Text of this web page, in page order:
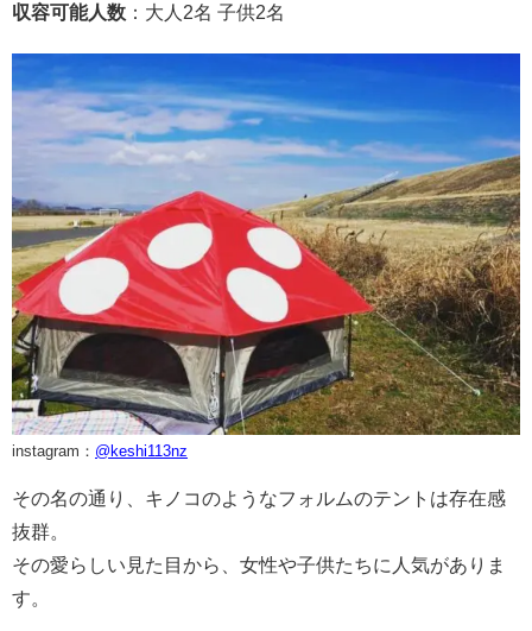
収容可能人数 ：大人 2名 子供2名
instagram： @keshi113nz
その名の通り、キノコのようなフォルムのテントは存在感
抜群。
その愛らしい見た目から、女性や子供たちに人気がありま
す。